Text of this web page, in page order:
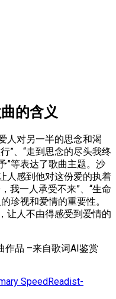
的含义
人对另一半的思念和渴
”、“走到思念的尽头我终
”等表达了歌曲主题。沙
人感到他对这份爱的执着
我一人承受不来”、“生命
珍视和爱情的重要性。
让人不由得感受到爱情的
作品 –来自歌词AI鉴赏
SpeedReadist-